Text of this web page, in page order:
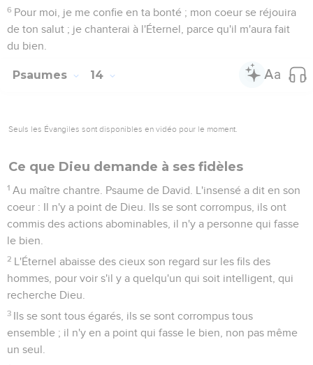
6 Pour moi, je me confie en ta bonté ; mon coeur se réjouira
de ton salut ; je chanterai à l'Éternel, parce qu'il m'aura fait
du bien.
Psaumes 14
Seuls les Évangiles sont disponibles en vidéo pour le moment.
Ce que Dieu demande à ses fidèles
1 Au maître chantre. Psaume de David. L'insensé a dit en son
coeur : Il n'y a point de Dieu. Ils se sont corrompus, ils ont
commis des actions abominables, il n'y a personne qui fasse
le bien.
2 L'Éternel abaisse des cieux son regard sur les fils des
hommes, pour voir s'il y a quelqu'un qui soit intelligent, qui
recherche Dieu.
3 Ils se sont tous égarés, ils se sont corrompus tous
ensemble ; il n'y en a point qui fasse le bien, non pas même
un seul.